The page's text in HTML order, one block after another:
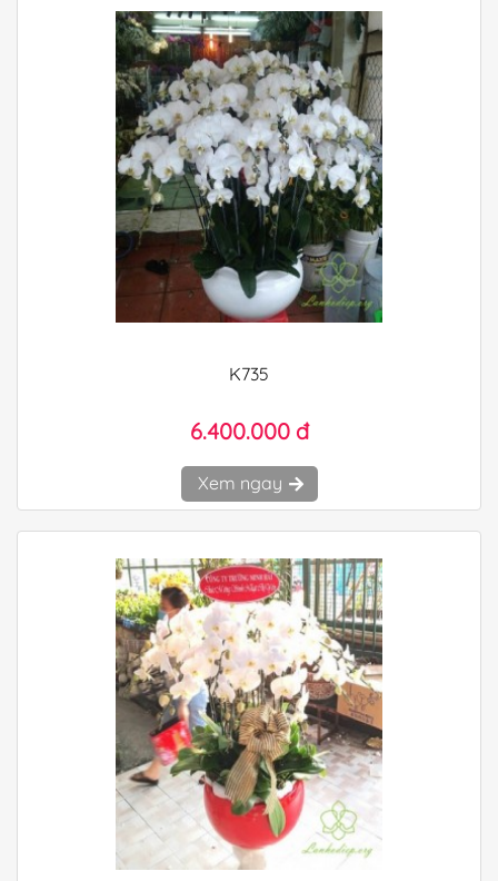
K735
6.400.000 đ
Xem ngay